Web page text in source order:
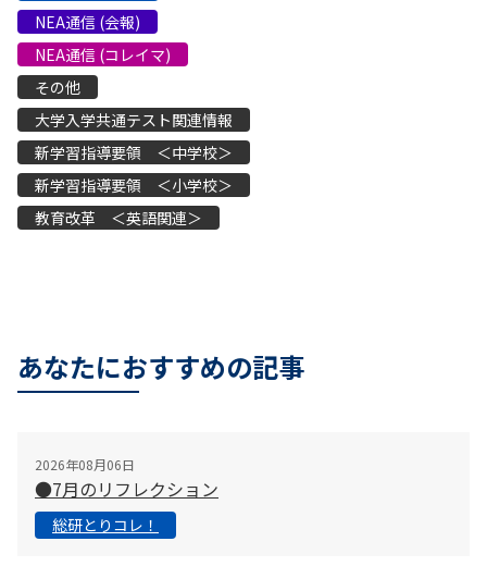
NEA通信 (会報)
NEA通信 (コレイマ)
その他
大学入学共通テスト関連情報
新学習指導要領 ＜中学校＞
新学習指導要領 ＜小学校＞
教育改革 ＜英語関連＞
あなたにおすすめの記事
2026年08月06日
●7月のリフレクション
総研とりコレ！